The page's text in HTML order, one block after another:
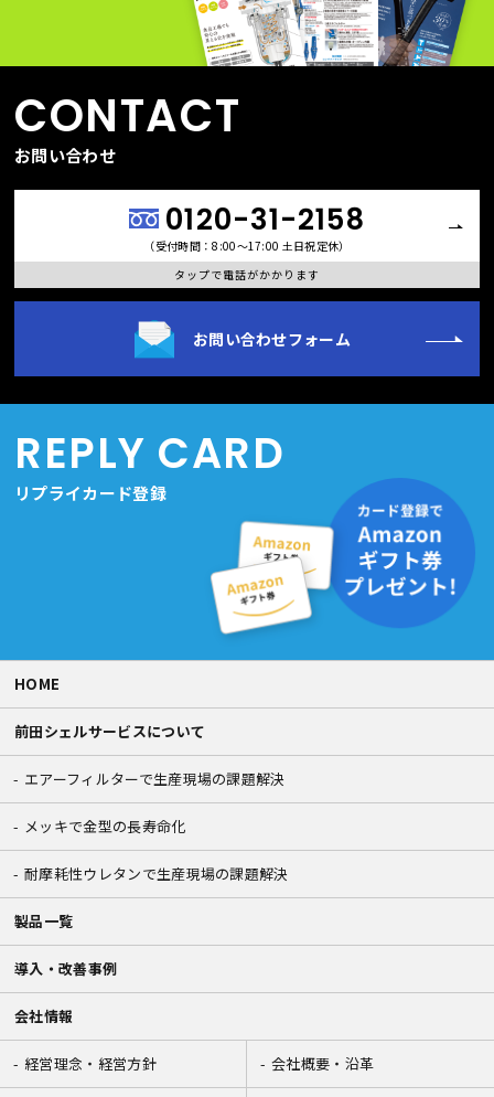
CONTACT
お問い合わせ
0120-31-2158
（受付時間：8:00〜17:00 土日祝定休）
タップで電話がかかります
お問い合わせフォーム
REPLY CARD
リプライカード登録
HOME
前田シェルサービスについて
エアーフィルターで生産現場の課題解決
メッキで金型の長寿命化
耐摩耗性ウレタンで生産現場の課題解決
製品一覧
導入・改善事例
会社情報
経営理念・経営方針 会社概要・沿革